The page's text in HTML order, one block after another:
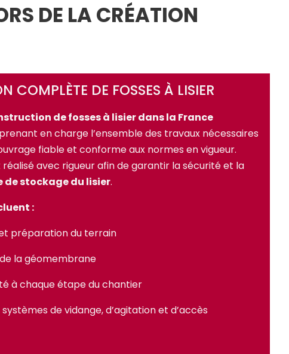
DE LA CRÉATION
COMPLÈTE DE FOSSES À LISIER
de fosses à lisier dans la France
en charge l’ensemble des travaux nécessaires
fiable et conforme aux normes en vigueur.
avec rigueur afin de garantir la sécurité et la
de stockage du lisier.
:
préparation du terrain
la géomembrane
à chaque étape du chantier
de vidange, d’agitation et d’accès